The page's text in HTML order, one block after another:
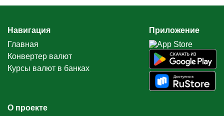
Навигация
Главная
Конвертер валют
Курсы валют в банках
Приложение
О проекте